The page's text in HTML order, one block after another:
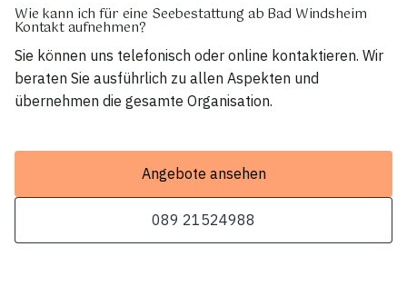
Wie kann ich für eine Seebestattung ab Bad Windsheim
Kontakt aufnehmen?
Sie können uns telefonisch oder online kontaktieren. Wir
beraten Sie ausführlich zu allen Aspekten und
übernehmen die gesamte Organisation.
Angebote ansehen
089 21524988